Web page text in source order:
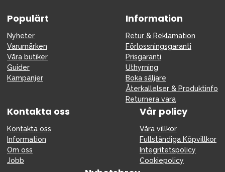
Populärt
Nyheter
Varumärken
Våra butiker
Guider
Kampanjer
Information
Retur & Reklamation
Förlossningsgaranti
Prisgaranti
Uthyrning
Boka säljare
Återkallelser & Produktinfo
Returnera vara
Kontakta oss
Kontakta oss
Information
Om oss
Jobb
Vår policy
Våra villkor
Fullständiga Köpvillkor
Integritetspolicy
Cookiepolicy